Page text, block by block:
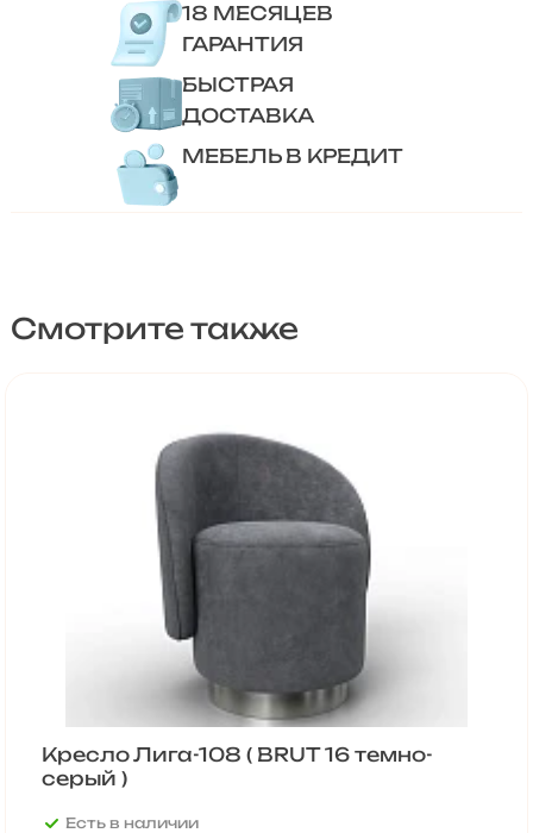
18 МЕСЯЦЕВ
ГАРАНТИЯ
БЫСТРАЯ
ДОСТАВКА
МЕБЕЛЬ В КРЕДИТ
Смотрите также
Кресло Лига-108 ( BRUT 16 темно-
серый )
Есть в наличии